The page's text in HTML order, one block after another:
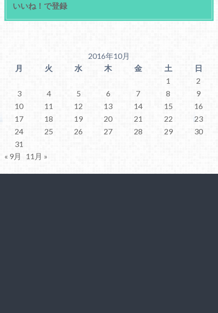
いいね！で登録
2016年10月
月
火 水 木 金 土
日
1
2
3
4 5 6 7 8
9
10
11 12 13 14 15
16
17
18 19 20 21 22
23
24
25 26 27 28 29
30
31
« 9月
11月 »